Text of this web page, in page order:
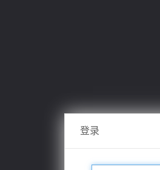
登录